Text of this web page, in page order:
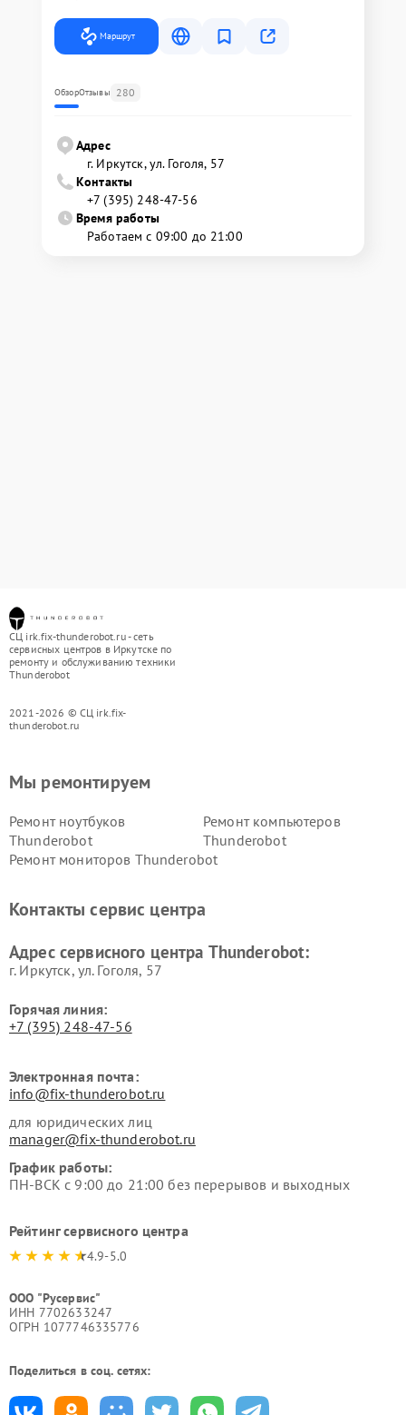
Маршрут
ОбзорОтзывы 280
Адрес
г. Иркутск, ул. ​Гоголя, 57
Контакты
+7 (395) 248-47-56
Время работы
Работаем с 09:00 до 21:00
СЦ irk.fix-thunderobot.ru - сеть
сервисных центров в Иркутске по
ремонту и обслуживанию техники
Thunderobot
2021-2026 © СЦ irk.fix-
thunderobot.ru
Мы ремонтируем
Ремонт ноутбуков
Thunderobot
Ремонт компьютеров
Thunderobot
Ремонт мониторов Thunderobot
Контакты сервис центра
Адрес сервисного центра Thunderobot:
г. Иркутск, ул. ​Гоголя, 57
Горячая линия:
+7 (395) 248-47-56
Электронная почта:
info@fix-thunderobot.ru
для юридических лиц
manager@fix-thunderobot.ru
График работы:
ПН-ВСК с 9:00 до 21:00 без перерывов и выходных
Рейтинг сервисного центра
4.9-5.0
ООО "Русервис"
ИНН 7702633247
ОГРН 1077746335776
Поделиться в соц. сетях: